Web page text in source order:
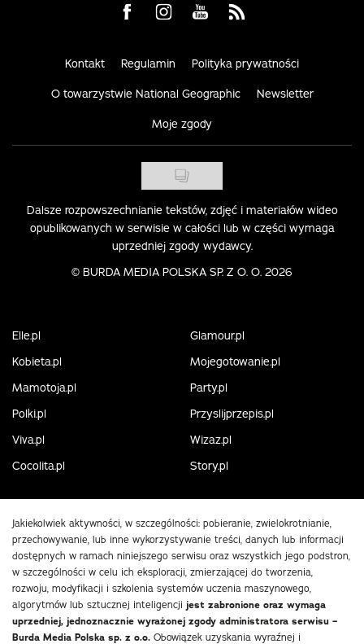
Visit us on Facebook
Visit us on Instagram
Visit us on Youtube
Visit us on Rss
Kontakt Regulamin Polityka prywatności
O towarzystwie National Geographic Newsletter
Moje zgody
Dalsze rozpowszechnianie tekstów, zdjęć i materiałów wideo
opublikowanych w serwisie w całości lub w części wymaga
uprzedniej zgody wydawcy.
© BURDA MEDIA POLSKA SP. Z O. O. 2026
Elle.pl
Glamour.pl
Kobieta.pl
Mojegotowanie.pl
Mamotoja.pl
Party.pl
Polki.pl
Przyslijprzepis.pl
Viva.pl
Wizaz.pl
Cocolita.pl
Story.pl
Jakiekolwiek aktywności, w szczególności: pobieranie, zwielokrotnianie,
przechowywanie, lub inne wykorzystywanie treści, danych lub informacji
dostępnych w ramach niniejszego serwisu oraz wszystkich jego podstron,
w szczególności w celu ich eksploracji, zmierzającej do tworzenia,
rozwoju, modyfikacji i szkolenia systemów uczenia maszynowego,
algorytmów lub sztucznej inteligencji jest zabronione oraz wymaga
uprzedniej, jednoznacznie wyrażonej zgody administratora serwisu –
Burda Media Polska sp. z o.o. Obowiązek uzyskania wyraźnej i